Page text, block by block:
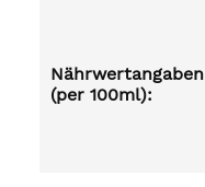
Nährwertangaben
(per 100ml):